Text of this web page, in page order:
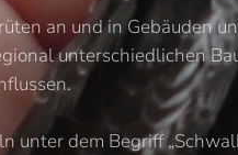
an und in Gebäuden
unterschiedlichen
unter dem Begriff